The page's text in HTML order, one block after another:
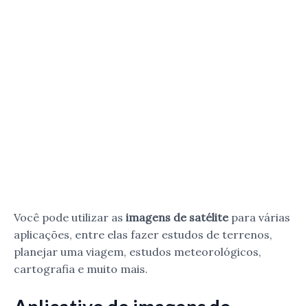
Você pode utilizar as imagens de satélitepara várias
aplicações, entre elas fazer estudos de terrenos,
planejar uma viagem, estudos meteorológicos,
cartografia e muito mais.